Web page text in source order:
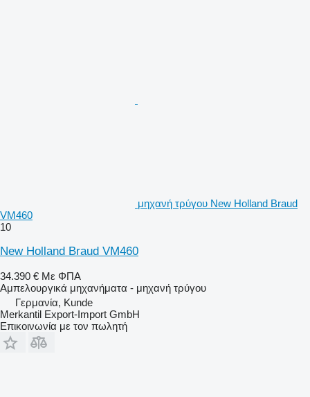
μηχανή τρύγου New Holland Braud
VM460
10
New Holland Braud VM460
34.390 € Με ΦΠΑ
Αμπελουργικά μηχανήματα - μηχανή τρύγου
Γερμανία, Kunde
Merkantil Export-Import GmbH
Επικοινωνία με τον πωλητή